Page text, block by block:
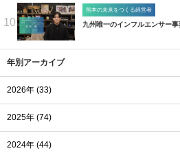
10
熊本の未来をつくる経営者
九州唯一のインフルエンサー
年別アーカイブ
2026年 (33)
2025年 (74)
2024年 (44)